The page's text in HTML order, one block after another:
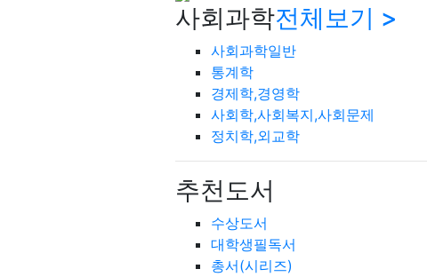
사회과학전체보기 >
사회과학일반
통계학
경제학,경영학
사회학,사회복지,사회문제
정치학,외교학
추천도서
수상도서
대학생필독서
총서(시리즈)